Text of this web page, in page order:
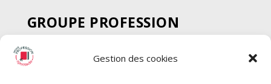
Gestion des cookies
GROUPE PROFESSION
SPECTACLE
Chèque Intermittents